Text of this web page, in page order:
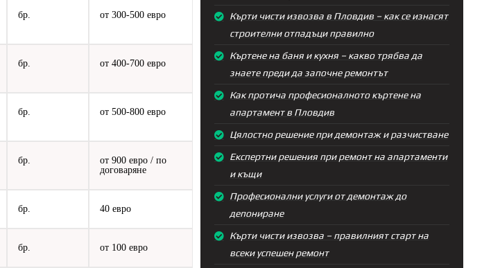
бр. от 300-500 евро
бр. от 400-700 евро
бр. от 500-800 евро
бр.
от 900 евро / по
договаряне
бр. 40 евро
бр. от 100 евро
Кърти чисти извозва в Пловдив – как се изнасят
строителни отпадъци правилно
Къртене на баня и кухня – какво трябва да
знаете преди да започне ремонтът
Как протича професионалното къртене на
апартамент в Пловдив
Цялостно решение при демонтаж и разчистване
Експертни решения при ремонт на апартаменти
и къщи
Професионални услуги от демонтаж до
депониране
Кърти чисти извозва – правилният старт на
всеки успешен ремонт